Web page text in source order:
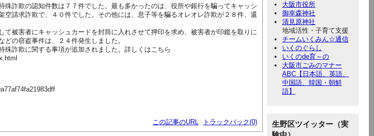
大阪市役所
御幸森神社
清見原神社
地域活性・子育て支援
チームいくみん☆通信
いくのぐらし
いくのde育～の
大阪市ごみのマナー
ABC【日本語、英語、
中国語、韓国・朝鮮
語】
生野区ツイッター（実
詐欺の認知件数は７７件でした。最も多かったのは、役所や銀行を騙ってキャッシ
請求詐欺で、４０件でした。その他には、息子等を騙るオレオレ詐欺が２８件、還
被害者にキャッシュカードを封筒に入れさせて押印を求め、被害者が印鑑を取りに
の窃盗事件は、２４件発生しました。
詐欺に関する事項が追加されました。詳しくはこちら
この記事のURL トラックバック(0)